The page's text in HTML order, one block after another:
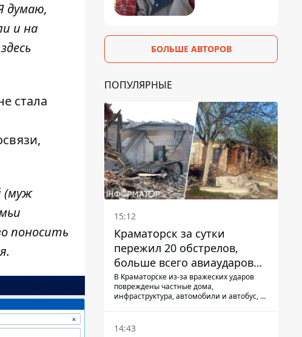
думаю,
и на
стала
(муж
поносить
БОЛЬШЕ АВТОРОВ
ПОПУЛЯРНЫЕ
15:12
Краматорск за сутки
пережил 20 обстрелов,
больше всего авиаударов
КАБ-250
В Краматорске из-за вражеских ударов
повреждены частные дома,
инфраструктура, автомобили и автобус, а
14:43